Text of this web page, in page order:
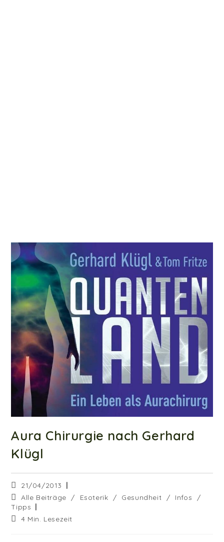
Aura Chirurgie nach Gerhard
Klügl
Beitrag
veröffentlicht:
21/04/2013
Beitrags-
Kategorie:
Alle Beiträge / Esoterik / Gesundheit / Infos
/
Tipps
Lesedauer:
4 Min. Lesezeit